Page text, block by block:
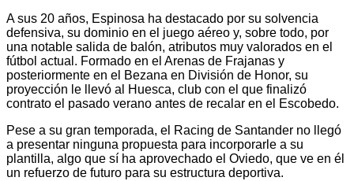
A sus 20 años, Espinosa ha destacado por su solvencia
defensiva, su dominio en el juego aéreo y, sobre todo, por
una notable salida de balón, atributos muy valorados en el
fútbol actual. Formado en el Arenas de Frajanas y
posteriormente en el Bezana en División de Honor, su
proyección le llevó al Huesca, club con el que finalizó
contrato el pasado verano antes de recalar en el Escobedo.
Pese a su gran temporada, el Racing de Santander no llegó
a presentar ninguna propuesta para incorporarle a su
plantilla, algo que sí ha aprovechado el Oviedo, que ve en él
un refuerzo de futuro para su estructura deportiva.